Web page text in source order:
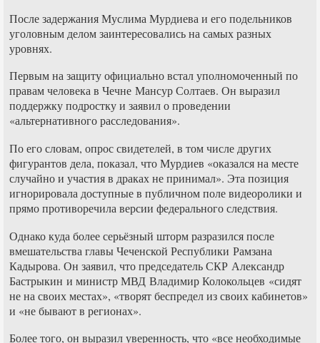
После задержания Муслима Мурдиева и его подельников
уголовным делом заинтересовались на самых разных
уровнях.
Первым на защиту официально встал уполномоченный по
правам человека в Чечне Мансур Солтаев. Он выразил
поддержку подростку и заявил о проведении
«альтернативного расследования».
По его словам, опрос свидетелей, в том числе других
фигурантов дела, показал, что Мурдиев «оказался на месте
случайно и участия в драках не принимал». Эта позиция
игнорировала доступные в публичном поле видеоролики и
прямо противоречила версии федерального следствия.
Однако куда более серьёзный шторм разразился после
вмешательства главы Чеченской Республики Рамзана
Кадырова. Он заявил, что председатель СКР Александр
Бастрыкин и министр МВД Владимир Колокольцев «сидят
не на своих местах», «творят беспредел из своих кабинетов»
и «не бывают в регионах».
Более того, он выразил уверенность, что «все необходимые